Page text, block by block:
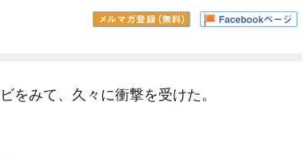
をみて、久々に衝撃を受けた。